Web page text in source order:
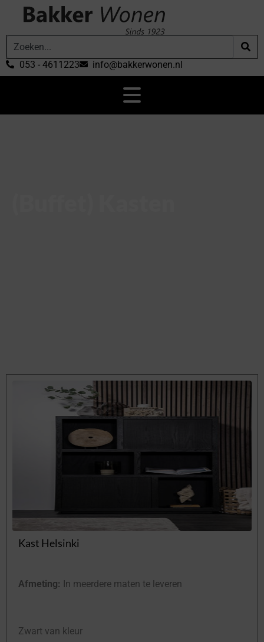
053 - 4611223 info@bakkerwonen.nl
Kast Helsinki
Afmeting: In meerdere maten te leveren
Zwart van kleur